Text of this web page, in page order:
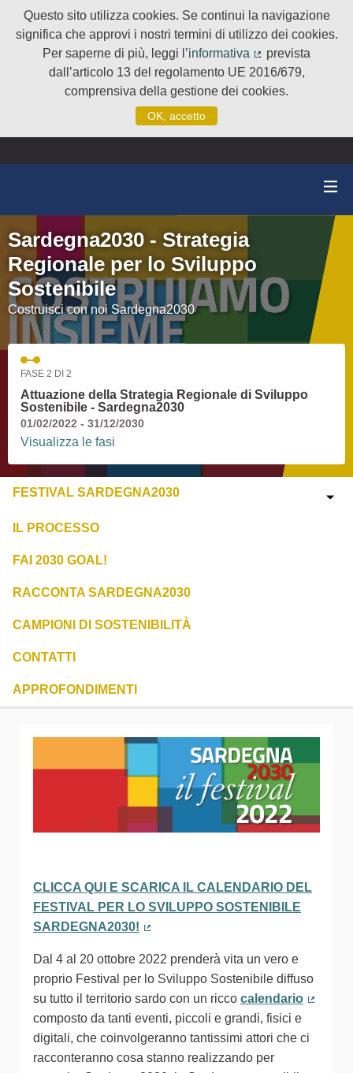
Questo sito utilizza cookies. Se continui la navigazione
significa che approvi i nostri termini di utilizzo dei cookies.
Per saperne di più, leggi l’informativa
(Collegamento
prevista
dall’articolo 13 del regolamento UE 2016/679,
comprensiva della gestione dei cookies.
OK, accetto
Sardegna2030 - Strategia
Regionale per lo Sviluppo
Sostenibile
Costruisci con noi Sardegna2030
FASE 2 DI 2
Attuazione della Strategia Regionale di Sviluppo
Sostenibile - Sardegna2030
01/02/2022 - 31/12/2030
Visualizza le fasi
FESTIVAL SARDEGNA2030
IL PROCESSO
FAI 2030 GOAL!
RACCONTA SARDEGNA2030
CAMPIONI DI SOSTENIBILITÀ
CONTATTI
APPROFONDIMENTI
CLICCA QUI E SCARICA IL CALENDARIO DEL
FESTIVAL PER LO SVILUPPO SOSTENIBILE
SARDEGNA2030!
Dal 4 al 20 ottobre 2022 prenderà vita un vero e
proprio Festival per lo Sviluppo Sostenibile diffuso
su tutto il territorio sardo con un ricco calendario
composto da tanti eventi, piccoli e grandi, fisici e
digitali, che coinvolgeranno tantissimi attori che ci
racconteranno cosa stanno realizzando per